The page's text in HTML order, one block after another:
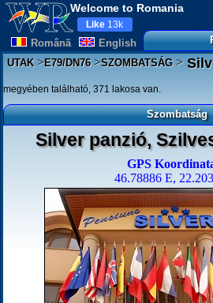
Welcome to Romania
Românã English
Like 13k
UTAK>E79/DN76>SZOMBATSÁG>
megyében található, 371 lakosa van.
Szombatság
Silver panzió,
GPS
46.78886 E,